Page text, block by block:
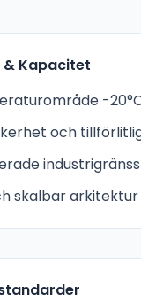
& Kapacitet
-
och
skalbar arkitektur